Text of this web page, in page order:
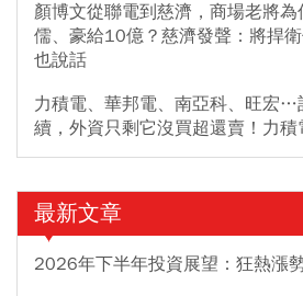
顏博文從聯電到慈濟，商場老將
儒、豪給10億？慈濟發聲：將捍
也說話
力積電、華邦電、南亞科、旺宏…
續，外資只剩它沒買超還賣！力
最新文章
2026年下半年投資展望：狂熱漲